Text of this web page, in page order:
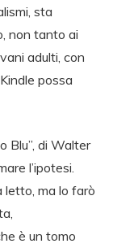
sta
non tanto ai
adulti, con
possa
Blu”, di Walter
l’ipotesi.
letto, ma lo farò
è un tomo